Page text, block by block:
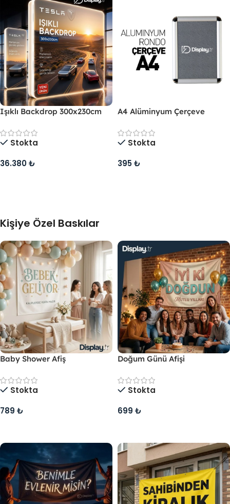
Işıklı Backdrop 300x230cm
Stokta
36.380₺
A4 Alüminyum Çerçeve
Stokta
395₺
Kişiye Özel Baskılar
Baby Shower Afiş
Stokta
789 ₺
Doğum Günü Afişi
Stokta
699 ₺